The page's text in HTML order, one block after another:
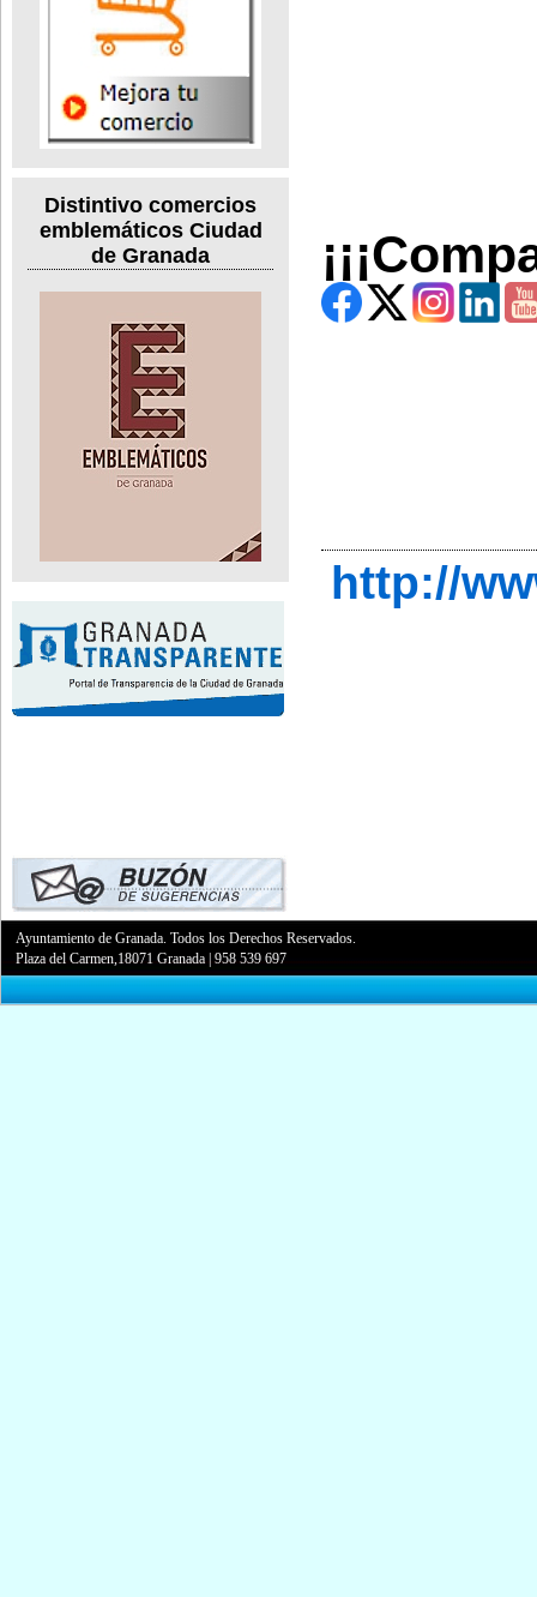
Distintivo comercios
emblemáticos Ciudad
de Granada
http://
Ayuntamiento de Granada. Todos los Derechos Reservados.
Plaza del Carmen,18071 Granada |958 539 697